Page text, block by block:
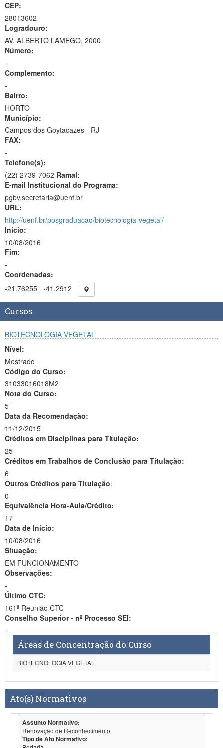
CEP:
28013602
Logradouro:
AV. ALBERTO LAMEGO, 2000
Número:
-
Complemento:
-
Bairro:
HORTO
Município:
Campos dos Goytacazes - RJ
FAX:
-
Telefone(s):
(22) 2739-7062 Ramal:
E-mail Institucional do Programa:
pgbv.secretaria@uenf.br
URL:
http://uenf.br/posgraduacao/biotecnologia-vegetal/
Início:
10/08/2016
Fim:
-
Coordenadas:
-21.76255 -41.2912
Cursos
BIOTECNOLOGIA VEGETAL
Nível:
Mestrado
Código do Curso:
31033016018M2
Nota do Curso:
5
Data da Recomendação:
11/12/2015
Créditos em Disciplinas para Titulação:
25
Créditos em Trabalhos de Conclusão para Titulação:
6
Outros Créditos para Titulação:
0
Equivalência Hora-Aula/Crédito:
17
Data de Início:
10/08/2016
Situação:
EM FUNCIONAMENTO
Observações:
-
Último CTC:
161ª Reunião CTC
Conselho Superior - nº Processo SEI:
-
Áreas de Concentração do Curso
BIOTECNOLOGIA VEGETAL
Ato(s) Normativos
Assunto Normativo:
Renovação de Reconhecimento
Tipo de Ato Normativo: